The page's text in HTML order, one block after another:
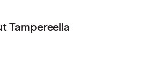
Tampereella